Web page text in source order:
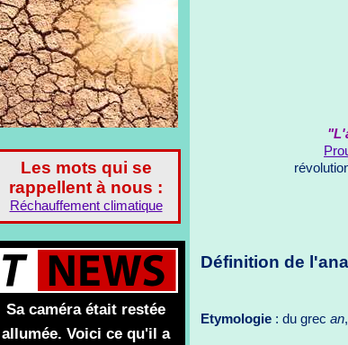
Les mots qui se
rappellent à nous :
Réchauffement climatique
Sa caméra était restée
allumée. Voici ce qu'il a
Définition de
Etymologie : du grec an